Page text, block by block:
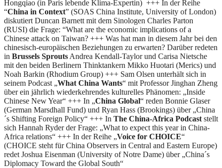
Hongqiao (in Paris lebende Klima-Expertin) +++ In der Reihe
“China in Context” (SOAS China Institute, University of London)
diskutiert Duncan Barnett mit dem Sinologen Charles Parton
(RUSI) die Frage: “What are the economic implications of a
Chinese attack on Taiwan? +++ Was hat man in diesem Jahr bei den
chinesisch-europäischen Beziehungen zu erwarten? Darüber redeten
in Brussels Sprouts Andrea Kendall-Taylor und Carisa Nietsche
mit den beiden Berlinern Thinktankern Mikko Huotari (Merics) und
Noah Barkin (Rhodium Group) +++ Sam Olsen unterhält sich in
seinem Podcast „What China Wants“ mit Professor Jinghan Zheng
über ein jährlich wiederkehrendes kulturelles Phänomen: „Inside
Chinese New Year“ +++ In „China Global“ reden Bonnie Glaser
(German Marsdhall Fund) und Ryan Hass (Brookings) über „China
´s Shifting Foreign Policy“ +++ In The China-Africa Podcast stellt
sich Hannah Ryder der Frage: „What to expect this year in China-
Africa relations“ +++ In der Reihe „Voice for CHOICE“
(CHOICE steht für China Observers in Central and Eastern Europe)
redet Joshua Eisenman (University of Notre Dame) über „China´s
Diplomacy Toward the Global South“